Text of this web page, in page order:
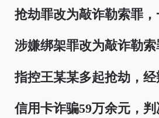
抢劫罪改为敲诈勒索罪
涉嫌绑架罪改为敲诈勒
指控王某某多起抢劫，
信用卡诈骗59万余元，判